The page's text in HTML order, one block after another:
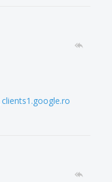
clients1.google.ro